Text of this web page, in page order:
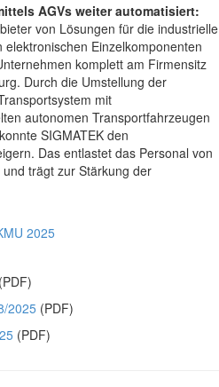
AGVs weiter automatisiert:
von Lösungen für die industrielle
Einzelkomponenten
komplett am Firmensitz
Durch die Umstellung der
mit
autonomen Transportfahrzeugen
SIGMATEK den
Das entlastet das Personal von
trägt zur Stärkung der
2025
(PDF)
2025 (PDF)
(PDF)